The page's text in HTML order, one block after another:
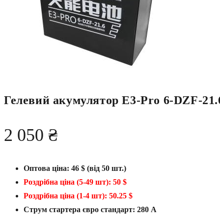
Гелевий акумулятор E3-Pro 6-DZF-
2 050 ₴
Оптова ціна: 46 $ (від 50 шт.)
Роздрібна ціна (5-49 шт): 50 $
Роздрібна ціна (1-4 шт): 50.25 $
Струм стартера євро стандарт: 280 А